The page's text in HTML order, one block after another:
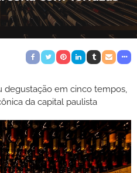
degustação em cinco tempos,
da capital paulista